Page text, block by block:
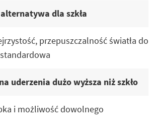
dla szkła
przepuszczalność światła do
uderzenia dużo wyższa niż szkło
i możliwość dowolnego